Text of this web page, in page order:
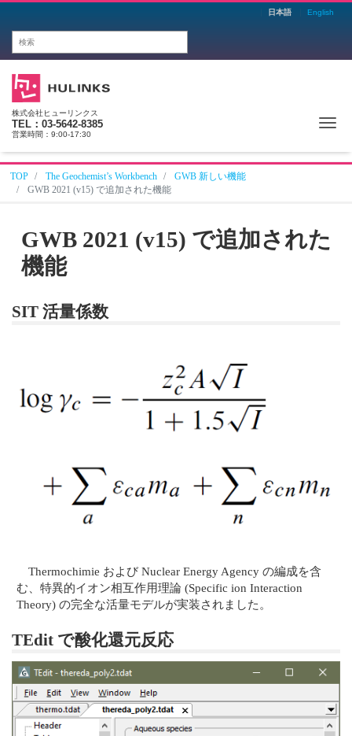
日本語 English
株式会社ヒューリンクス
TEL：03-5642-8385
営業時間：9:00-17:30
TOP The Geochemist’s Workbench
GWB 新しい機能
GWB 2021 (v15) で追加された機能
GWB 2021 (v15) で追加された
機能
SIT 活量係数
Thermochimie および Nuclear Energy Agency の編成を含
む、特異的イオン相互作用理論 (Specific ion Interaction
Theory) の完全な活量モデルが実装されました。
TEdit で酸化還元反応